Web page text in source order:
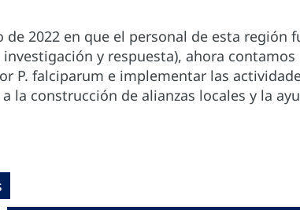
de 2022 en que el personal de esta
y respuesta), ahora
P. falciparum e implementar las
la construcción de alianzas locales y la